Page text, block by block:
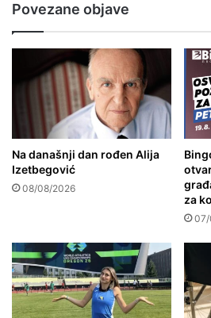
Povezane objave
Na današnji dan rođen Alija
Izetbegović
08/08/2026
za